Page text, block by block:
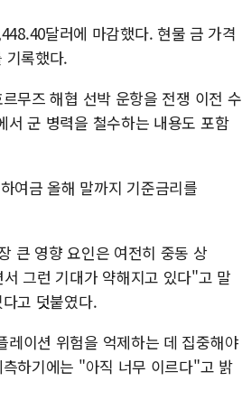
달러에 마감했다. 현물 금 가격
기록했다.
무즈 해협 선박 운항을 전쟁 이전 수
군 병력을 철수하는 내용도 포함
여금 올해 말까지 기준금리를
큰 영향 요인은 여전히 중동 상
그런 기대가 약해지고 있다"고 말
고 덧붙였다.
이션 위험을 억제하는 데 집중해야
하기에는 "아직 너무 이르다"고 밝